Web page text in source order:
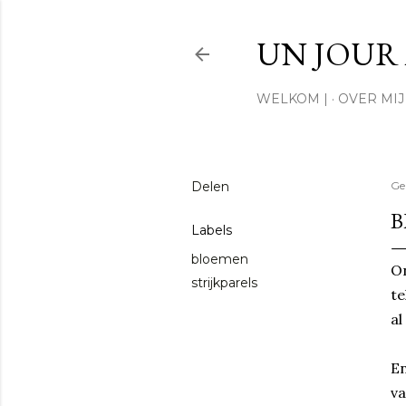
UN
WELKOM | OVER
Delen
Labels
bloemen
strijkparels